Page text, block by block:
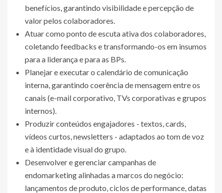
benefícios, garantindo visibilidade e percepção de
valor pelos colaboradores.
Atuar como ponto de escuta ativa dos colaboradores,
coletando feedbacks e transformando-os em insumos
para a liderança e para as BPs.
Planejar e executar o calendário de comunicação
interna, garantindo coerência de mensagem entre os
canais (e-mail corporativo, TVs corporativas e grupos
internos).
Produzir conteúdos engajadores - textos, cards,
vídeos curtos, newsletters - adaptados ao tom de voz
e à identidade visual do grupo.
Desenvolver e gerenciar campanhas de
endomarketing alinhadas a marcos do negócio:
lançamentos de produto, ciclos de performance, datas